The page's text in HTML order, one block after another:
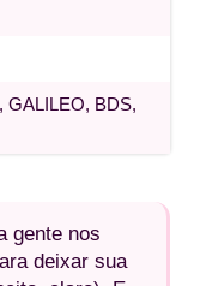
GALILEO, BDS,
gente nos
deixar sua